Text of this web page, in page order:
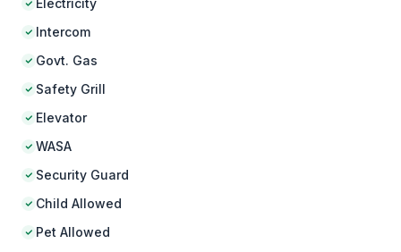
Electricity
Intercom
Govt. Gas
Safety Grill
Elevator
WASA
Security Guard
Child Allowed
Pet Allowed